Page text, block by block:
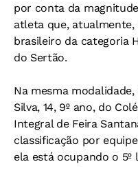
por conta da
atleta que, atualmente,
brasileiro da categoria
do Sertão.
Na mesma
Silva, 14, 9º ano, do
Integral de Feira
classificação por
ela está ocupando o 5º